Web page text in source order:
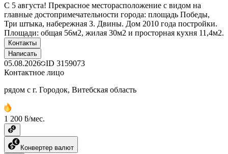
C 5 августа! Прекрасное месторасположение с видом на
главные достопримечательности города: площадь Победы,
Три штыка, набережная З. Двины. Дом 2010 года постройки.
Площади: общая 56м2, жилая 30м2 и просторная кухня 11,4м2.
Контакты
Написать
05.08.2026 ID 3159073
Контактное лицо
рядом с г. Городок, Витебская область
1 200 ƃ/мес.
Конвертер валют